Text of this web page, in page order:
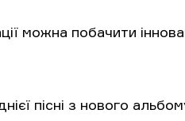
можна побачити
пісні з нового